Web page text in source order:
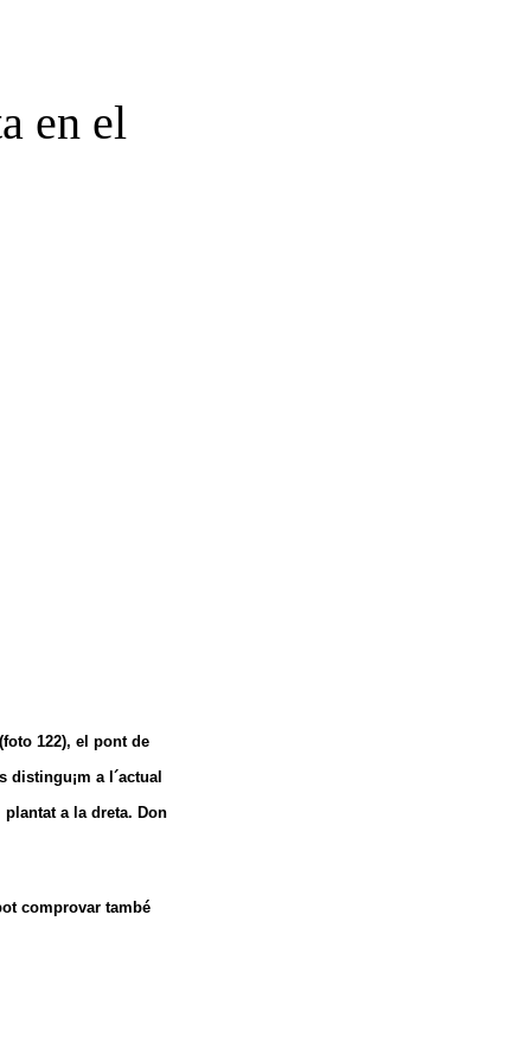
en el
122), el pont de
a l´actual
a la dreta. Don
comprovar també